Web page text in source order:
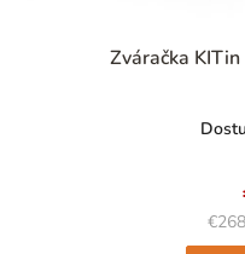
Zváračka